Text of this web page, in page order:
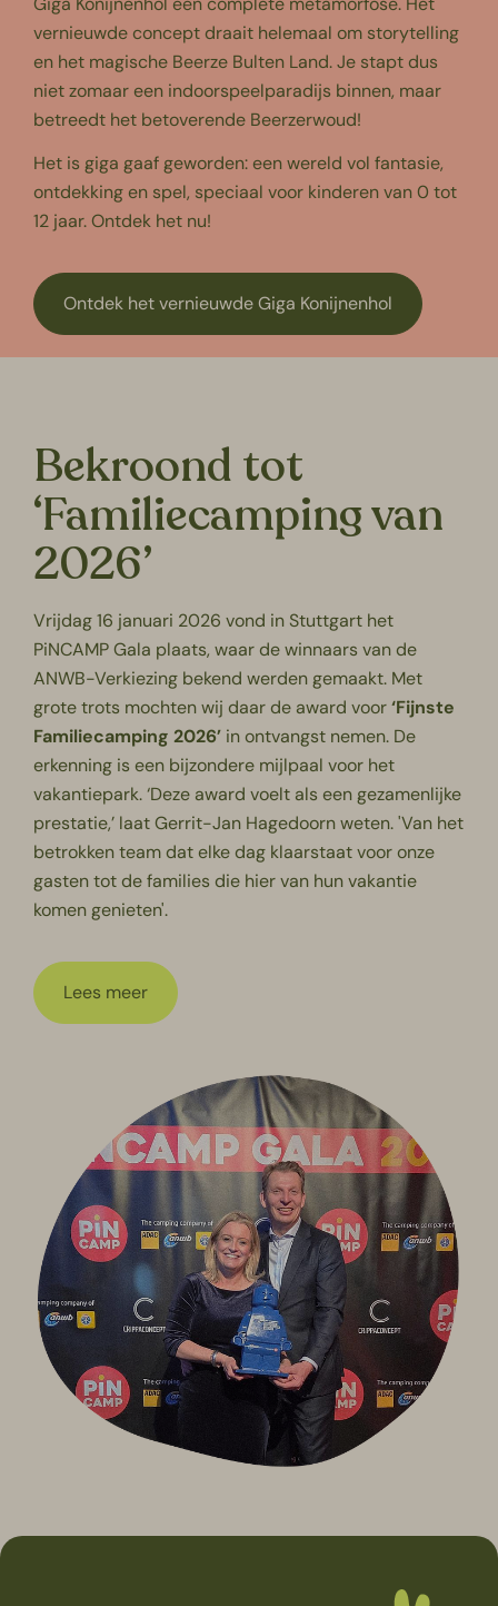
vernieuwde concept draait helemaal om storytelling
en het magische Beerze Bulten Land. Je stapt dus
niet zomaar een indoorspeelparadijs binnen, maar
betreedt het betoverende Beerzerwoud!
Het is giga gaaf geworden: een wereld vol fantasie,
ontdekking en spel, speciaal voor kinderen van 0 tot
12 jaar. Ontdek het nu!
Ontdek het vernieuwde Giga Konijnenhol
Bekroond tot
‘Familiecamping van
2026’
Vrijdag 16 januari 2026 vond in Stuttgart het
PiNCAMP Gala plaats, waar de winnaars van de
ANWB-Verkiezing bekend werden gemaakt. Met
grote trots mochten wij daar de award voor‘Fijnste
Familiecamping 2026’ in ontvangst nemen. De
erkenning is een bijzondere mijlpaal voor het
vakantiepark. ‘Deze award voelt als een gezamenlijke
prestatie,’ laat Gerrit-Jan Hagedoorn weten. 'Van het
betrokken team dat elke dag klaarstaat voor onze
gasten tot de families die hier van hun vakantie
komen genieten'.
Lees meer